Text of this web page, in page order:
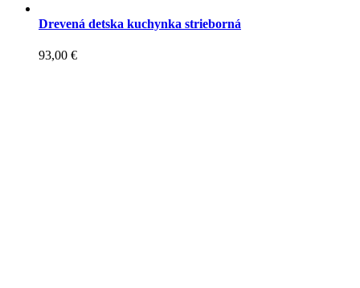
Drevená detska kuchynka strieborná
93,00 €